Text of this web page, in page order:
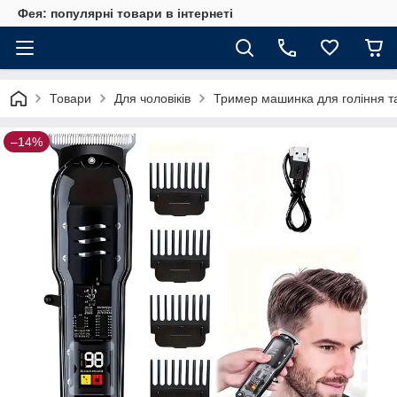
Фея: популярні товари в інтернеті
Товари Для чоловіків Тример машинка для гоління
–14%